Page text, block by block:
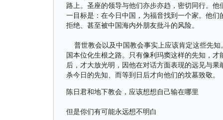
路上。圣座的领导与他们亦步亦趋，密切同行。
一目标是：在今日中国，为福音找到一个家。他
拒绝、甚至被中国海内外朋友批斗的风险。
普世教会以及中国教会事实上应该肯定这些先知
国本位化生根之路。只有像利玛窦这样的先知，
后，才大放光明，因他在对话方面表现的远见与
杀今日的先知、而等到日后才向他们的坟墓致敬。
陈日君和地下教会，应该想想自己输在哪里
但是你们有可能永远想不明白